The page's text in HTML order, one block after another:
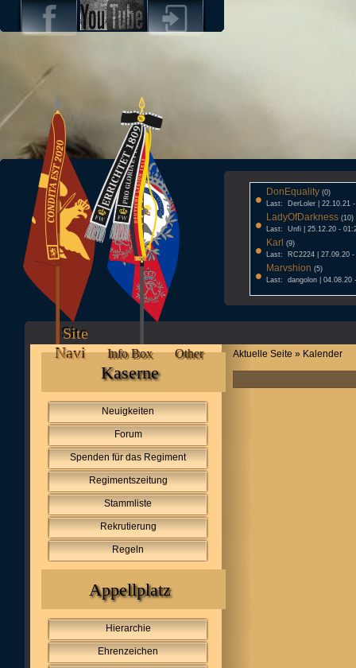
• DonEquality (0)
Last: DerLoler | 22.10.21
• LadyOfDarkness (10)
Last: Unfi | 25.12.20 -
• Karl (9)
Last: RC2224 | 27.09.20 -
• Marvshion (5)
Last: dangolon | 04.08.20
Site
Navi
Info Box Other
Kaserne
Neuigkeiten
Forum
Spenden für das Regiment
Regimentszeitung
Stammliste
Rekrutierung
Regeln
Appellplatz
Hierarchie
Ehrenzeichen
Aktuelle Seite » Kalender